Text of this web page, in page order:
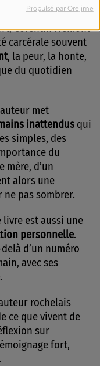
Propulsé par Orejime
, Corentin Frémont
carcérale souvent
, la peur, la honte,
du quotidien
met
inattendus qui
simples, des
du
mère, d’un
alors une
ne pas sombrer.
livre est aussi une
personnelle.
d’un numéro
avec ses
.
rochelais
ce que vivent de
sur
fort,